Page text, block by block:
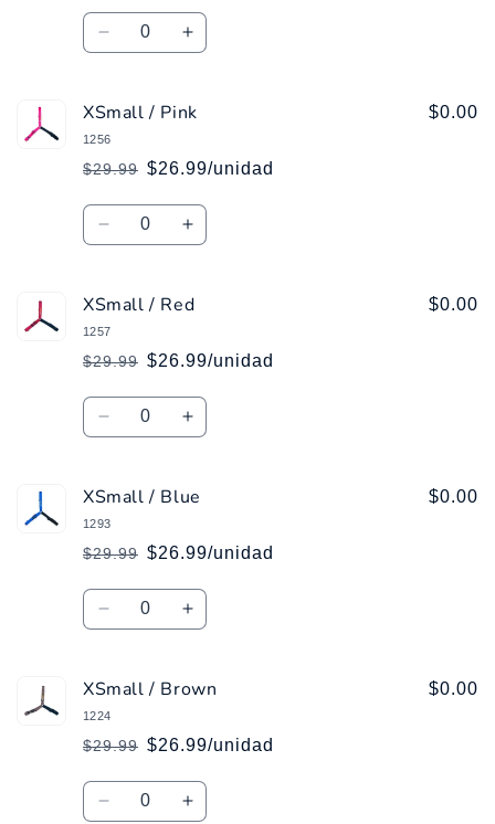
habitual
de
oferta
Cantidad
Reducir
XSmall
/
Purple
Aumentar
XSmall
Purple
XSmall / Pink
1256
Precio
habitual
$29.99
Precio
de
oferta
$26.99/unidad
$0.00
Cantidad
Reducir
XSmall
/
Aumentar
XSmall
Pink
XSmall / Red
1257
Precio
habitual
$29.99
Precio
de
oferta
$26.99/unidad
$0.00
Cantidad
Reducir
XSmall
/
Aumentar
XSmall
Red
XSmall / Blue
1293
Precio
habitual
$29.99
Precio
de
oferta
$26.99/unidad
$0.00
Cantidad
Reducir
XSmall
/
Aumentar
XSmall
Blue
XSmall / Brown
1224
Precio
habitual
$29.99
Precio
de
oferta
$26.99/unidad
$0.00
Cantidad
Reducir
Aumentar